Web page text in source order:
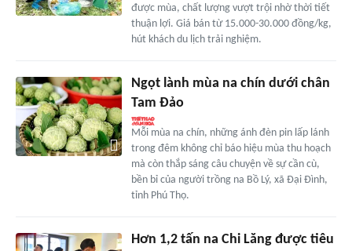
được mùa, chất lượng vượt trội nhờ thời tiết
thuận lợi. Giá bán từ 15.000-30.000 đồng/kg,
hút khách du lịch trải nghiệm.
Ngọt lành mùa na chín dưới chân
Tam Đảo
Mỗi mùa na chín, những ánh đèn pin lấp lánh
trong đêm không chỉ báo hiệu mùa thu hoạch
mà còn thắp sáng câu chuyện về sự cần cù,
bền bỉ của người trồng na Bồ Lý, xã Đại Đình,
tỉnh Phú Thọ.
Hơn 1,2 tấn na Chi Lăng được tiêu